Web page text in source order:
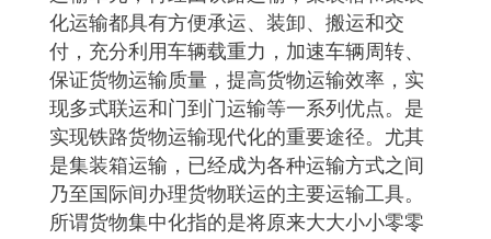
化运输都具有方便承运、装卸、搬运和交
付，充分利用车辆载重力，加速车辆周转、
保证货物运输质量，提高货物运输效率，实
现多式联运和门到门运输等一系列优点。是
实现铁路货物运输现代化的重要途径。尤其
是集装箱运输，已经成为各种运输方式之间
乃至国际间办理货物联运的主要运输工具。
所谓货物集中化指的是将原来大大小小零零